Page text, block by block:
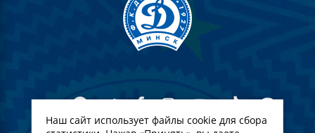
Наш сайт использует файлы cookie для сбора